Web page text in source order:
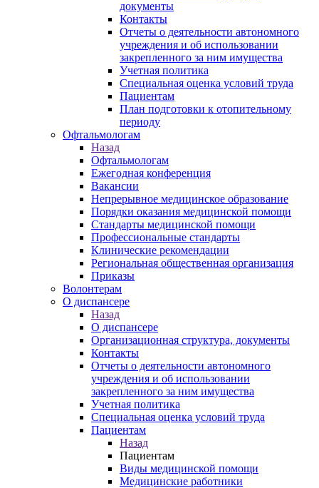
документы
Контакты
Отчеты о деятельности автономного
учреждения и об использовании
закрепленного за ним имущества
Учетная политика
Специальная оценка условий труда
Пациентам
План подготовки к отопительному
периоду
Офтальмологам
Назад
Офтальмологам
Ежегодная конференция
Вакансии
Непрерывное медицинское образование
Порядки оказания медицинской помощи
Стандарты медицинской помощи
Профессиональные стандарты
Клинические рекомендации
Региональная общественная организация
Приказы
Волонтерам
О диспансере
Назад
О диспансере
Организационная структура, документы
Контакты
Отчеты о деятельности автономного
учреждения и об использовании
закрепленного за ним имущества
Учетная политика
Специальная оценка условий труда
Пациентам
Назад
Пациентам
Виды медицинской помощи
Медицинские работники